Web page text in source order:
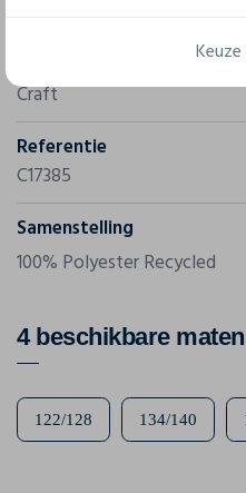
Craft
Referentie
C17385
Samenstelling
100% Polyester Recycled
4 beschikbare maten
122/128 134/140